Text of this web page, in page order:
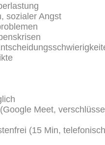
sozialer Angst
Meet,
(15 Min,